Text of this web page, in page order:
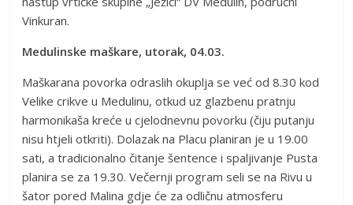
Vinkuran.
Medulinske maškare, utorak, 04.03.
Maškarana povorka odraslih okuplja se već od 8.30 kod
Velike crikve u Medulinu, otkud uz glazbenu pratnju
harmonikaša kreće u cjelodnevnu povorku (čiju putanju
nisu htjeli otkriti). Dolazak na Placu planiran je u 19.00
sati, a tradicionalno čitanje šentence i spaljivanje Pusta
planira se za 19.30. Večernji program seli se na Rivu u
šator pored Malina gdje će za odličnu atmosferu